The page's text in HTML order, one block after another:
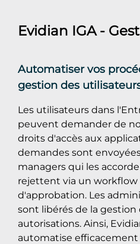
Evidian IGA -
Automatiser vos
gestion des
Les utilisateurs dans
peuvent demander de
droits d'accès aux
demandes sont
managers qui les
rejettent via un workflow
d'approbation. Les
sont libérés de la gestion
autorisations. Ainsi,
automatise efficacement